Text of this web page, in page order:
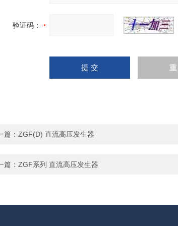
验证码：
篇： ZGF(D) 直流高压发生器
篇： ZGF系列 直流高压发生器